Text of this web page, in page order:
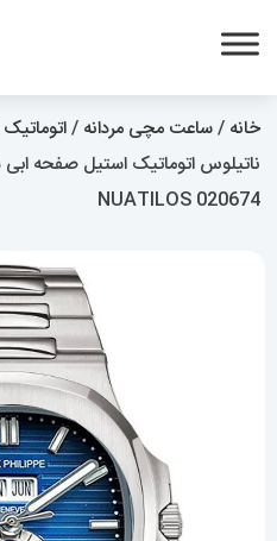
خانه /ساعت مچی مردانه /اتوماتیک
NUATILOS 020674